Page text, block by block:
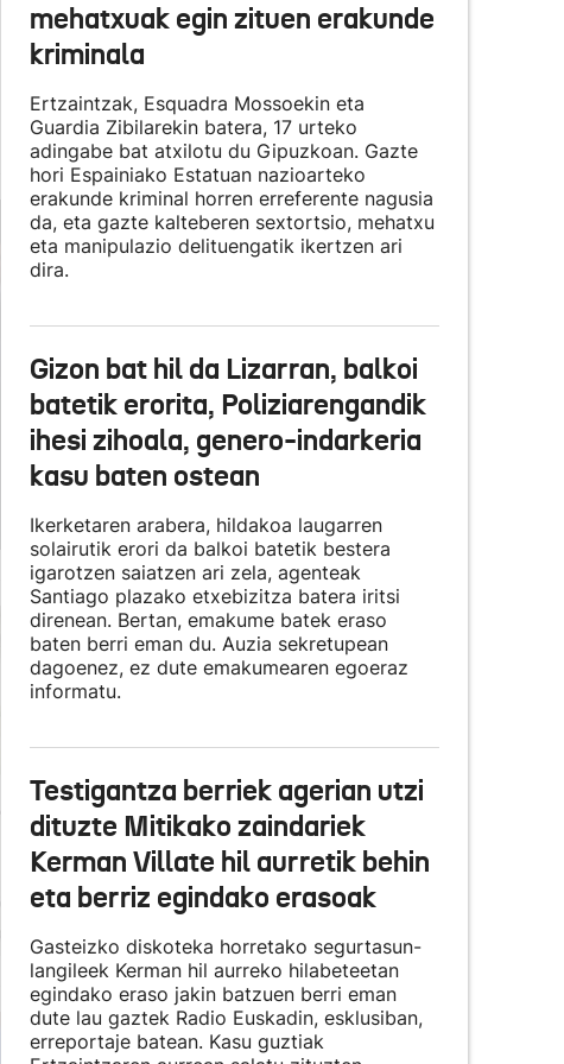
mehatxuak egin zituen erakunde
kriminala
Ertzaintzak, Esquadra Mossoekin eta
Guardia Zibilarekin batera, 17 urteko
adingabe bat atxilotu du Gipuzkoan. Gazte
hori Espainiako Estatuan nazioarteko
erakunde kriminal horren erreferente nagusia
da, eta gazte kalteberen sextortsio, mehatxu
eta manipulazio delituengatik ikertzen ari
dira.
Gizon bat hil da Lizarran, balkoi
batetik erorita, Poliziarengandik
ihesi zihoala, genero-indarkeria
kasu baten ostean
Ikerketaren arabera, hildakoa laugarren
solairutik erori da balkoi batetik bestera
igarotzen saiatzen ari zela, agenteak
Santiago plazako etxebizitza batera iritsi
direnean. Bertan, emakume batek eraso
baten berri eman du. Auzia sekretupean
dagoenez, ez dute emakumearen egoeraz
informatu.
Testigantza berriek agerian utzi
dituzte Mitikako zaindariek
Kerman Villate hil aurretik behin
eta berriz egindako erasoak
Gasteizko diskoteka horretako segurtasun-
langileek Kerman hil aurreko hilabeteetan
egindako eraso jakin batzuen berri eman
dute lau gaztek Radio Euskadin, esklusiban,
erreportaje batean. Kasu guztiak